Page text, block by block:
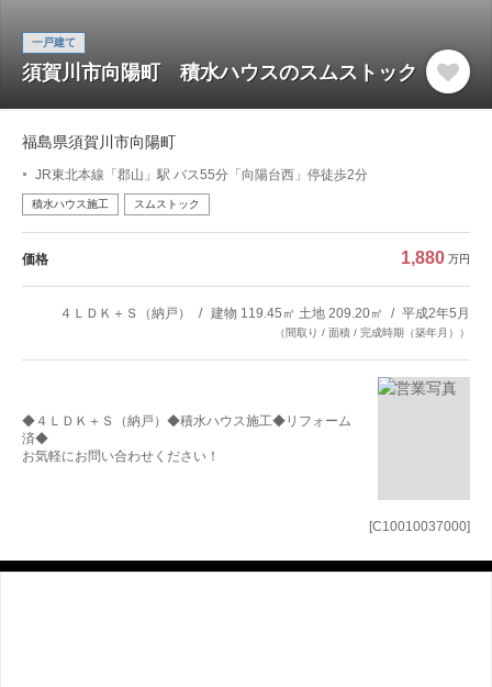
[C10010037000]
一戸建て
須賀川市向陽町 積水ハウスのスムストック
福島県須賀川市向陽町
JR東北本線「郡山」駅 バス55分「向陽台西」停徒歩2分
積水ハウス施工 スムストック
価格 1,880 万円
４ＬＤＫ＋Ｓ（納戸） 建物 119.45㎡ 土地 209.20㎡ 平成2年5月
（間取り / 面積 / 完成時期（築年月））
◆４ＬＤＫ＋Ｓ（納戸）◆積水ハウス施工◆リフォーム
済◆
お気軽にお問い合わせください！